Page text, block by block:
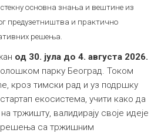
стекну основна знања и вештине из
предузетништва и практично
решења.
од 30. јула до 4. августа 2026.
парку Београд. Током
кроз тимски рад и уз подршку
екосистема, учити како да
тржишту, валидирају своје идеје
решења са тржишним